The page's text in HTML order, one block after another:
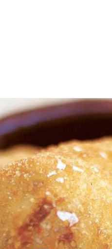
vuur. Roer er als de
er vervolgens met kleine
een flinke snuf zout en peper,
folie en zet de saus 1 uur in de
1 met het broodkruim. Breng
door de bloem,
of arachideolie en zet hem
van 4 à 5 voorzichtig met
na het bakken heel even op